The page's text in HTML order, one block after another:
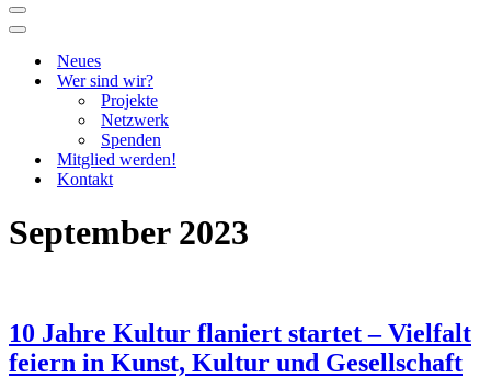
Navigationsmenü
Navigationsmenü
Neues
Wer sind wir?
Projekte
Netzwerk
Spenden
Mitglied werden!
Kontakt
September 2023
10 Jahre Kultur flaniert startet – Vielfalt
feiern in Kunst, Kultur und Gesellschaft